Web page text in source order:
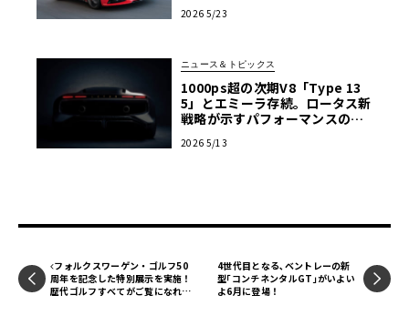
ーズミート2026横浜】
2026 5/23
ニュース＆トピックス
1000ps超の次期V8「Type 13
5」とエミーラ存続。ロータス新
戦略が示すパフォーマンスの未
2026 5/13
フォルクスワーゲン・ゴルフ50
周年を記念した特別展示を実施！
歴代ゴルフすべてがご覧になれま
4世代目となる､ベントレーの新
型｢コンチネンタルGT｣がいよい
よ6月に登場！